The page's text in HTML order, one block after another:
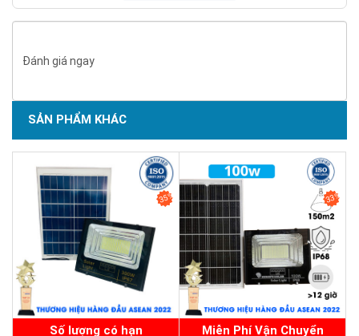
mặt trời sẽ được lưu trữ tại đây cho đèn sử dụng.
SẢN PHẨM CHẤT LƯỢNG - DỊCH VỤ TIN DÙNG LẦN VII - 2020
Đánh giá ngay
SẢN PHẨM KHÁC
35%
Số lượng có hạn
33%
Miễn Phí Vận Chuyển